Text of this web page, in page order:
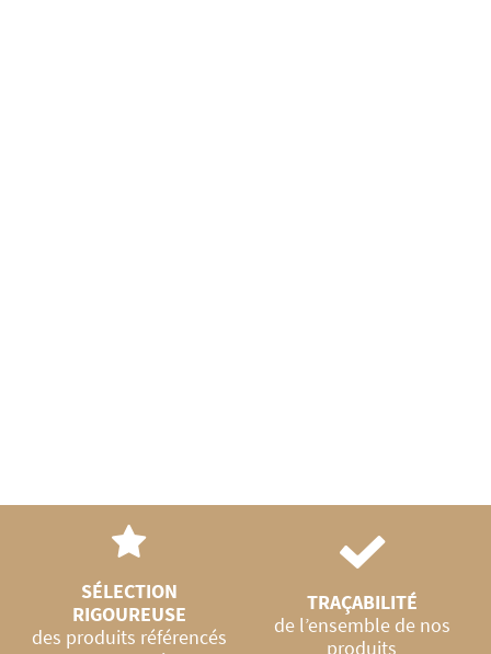
SÉLECTION
RIGOUREUSE
des produits référencés
TRAÇABILITÉ
de l’ensemble de nos
produits